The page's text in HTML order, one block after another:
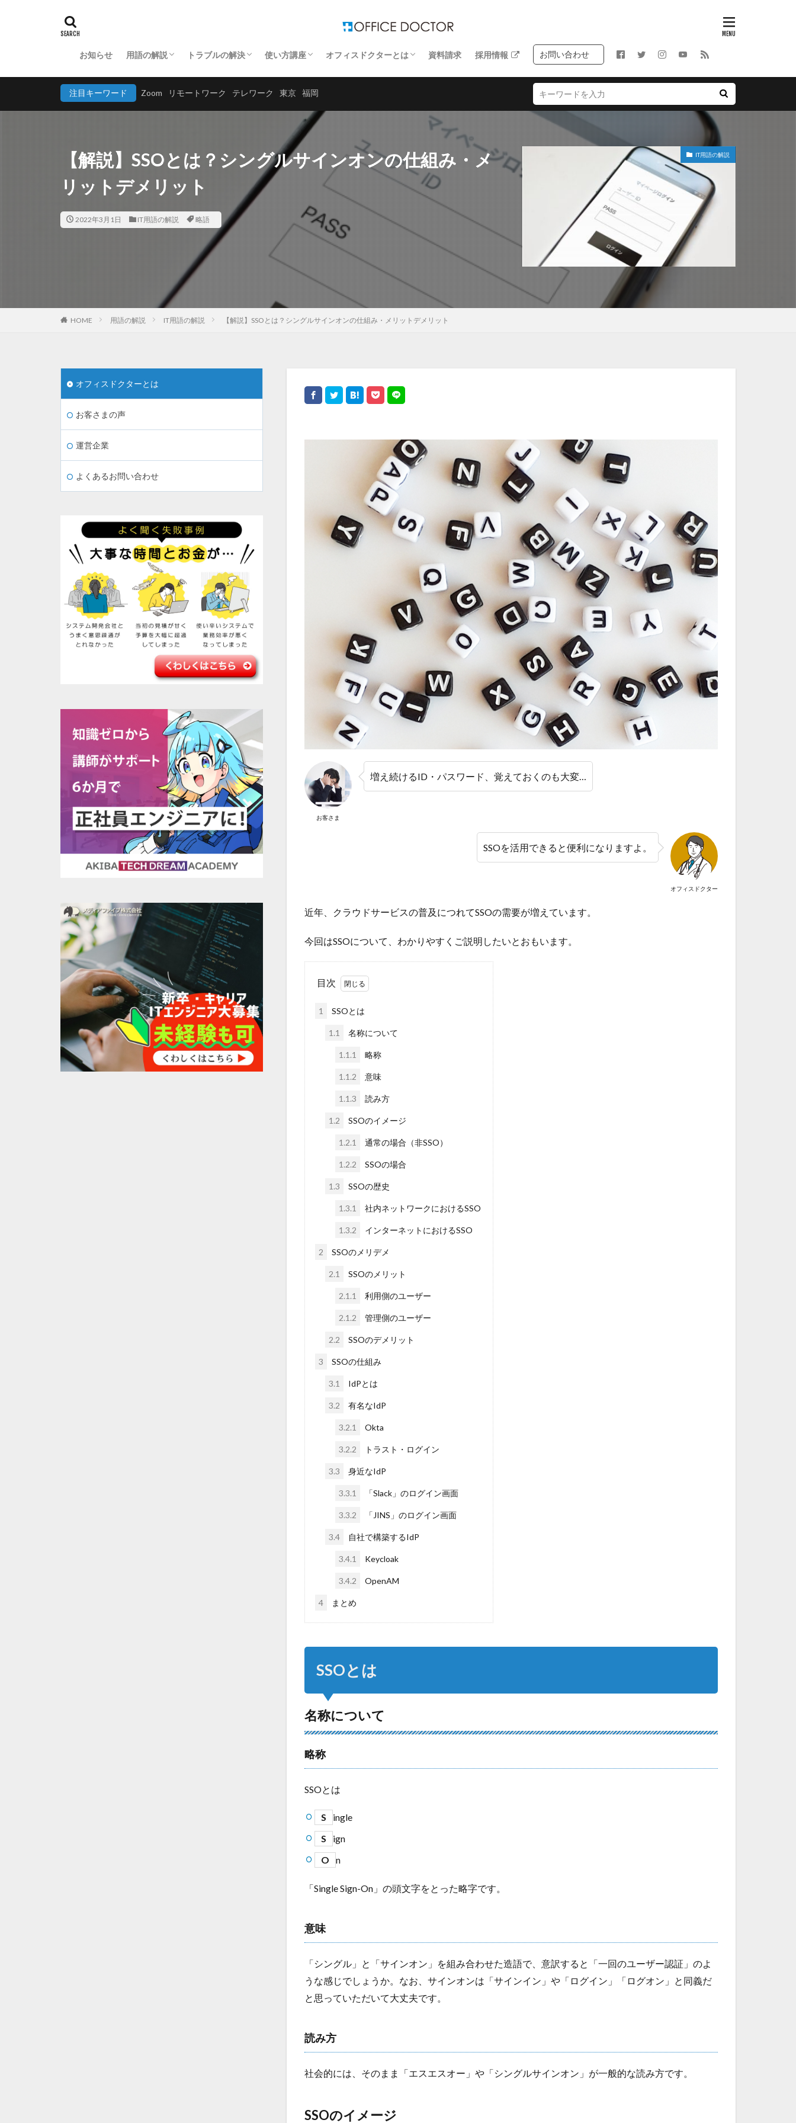
お知らせ 用語の解説
ビジネス用語の解説
IT用語の解説
アプリケーションの解説
トラブルの解決
ハードウェアに関するトラブル解決
ソフトウェアに関するトラブル解決
ネットワークに関するトラブル解決
セキュリティに関するトラブル解決
使い方講座
Windows講座
エクセル講座
ワード講座
オフィスドクターとは
お客さまの声
運営企業
よくあるお問い合わせ
資料請求 採用情報 お問い合わせ
注目キーワード Zoom リモートワーク テレワーク 東京 福岡
【解説】SSOとは？シングルサインオンの仕組み・メ
リットデメリット
2022年3月1日 IT用語の解説 略語
IT用語の解説
HOME 用語の解説 IT用語の解説 【解説】SSOとは？シングルサインオンの仕組み・メリットデメリット
お客さま
増え続けるID・パスワード、覚えておくのも大変…
オフィスドクター
SSOを活用できると便利になりますよ。
近年、クラウドサービスの普及につれてSSOの需要が増えています。
今回はSSOについて、わかりやすくご説明したいとおもいます。
目次
1 SSOとは
1.1 名称について
1.1.1 略称
1.1.2 意味
1.1.3 読み方
1.2 SSOのイメージ
1.2.1 通常の場合（非SSO）
1.2.2 SSOの場合
1.3 SSOの歴史
1.3.1 社内ネットワークにおけるSSO
1.3.2 インターネットにおけるSSO
2 SSOのメリデメ
2.1 SSOのメリット
2.1.1 利用側のユーザー
2.1.2 管理側のユーザー
2.2 SSOのデメリット
3 SSOの仕組み
3.1 IdPとは
3.2 有名なIdP
3.2.1 Okta
3.2.2 トラスト・ログイン
3.3 身近なIdP
3.3.1 「Slack」のログイン画面
3.3.2 「JINS」のログイン画面
3.4 自社で構築するIdP
3.4.1 Keycloak
3.4.2 OpenAM
4 まとめ
SSOとは
名称について
略称
SSOとは
S
ingle
S
ign
O
n
「Single Sign-On 」の頭文字をとった略字です。
意味
「シングル」と「サインオン」を組み合わせた造語で、意訳すると「一回のユーザー認証」のよ
うな感じでしょうか。なお、サインオンは「サインイン」や「ログイン」「ログオン」と同義だ
と思っていただいて大丈夫です。
読み方
社会的には、そのまま「エスエスオー」や「シングルサインオン」が一般的な読み方です。
SSOのイメージ
オフィスドクターとは
お客さまの声
運営企業
よくあるお問い合わせ